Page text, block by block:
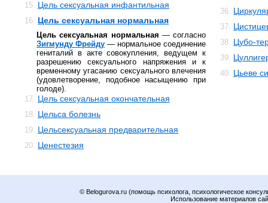
15. Цель сексуальная инфантильная
16. Цель сексуальная нормальная
Цель сексуальная нормальная — согласно
Зигмунду Фрейду — нормальное соединение
гениталий в акте совокупления, ведущем к
разрешению сексуального напряжения и к
временному угасанию сексуального влечения
(удовлетворение, подобное насыщению при
голоде).
17. Цель сексуальная окончательная
18. Цельса болезнь
19. Цельсексуальная предварительная
20. Ценестезия
36.
37.
38. Цубо-
39.
40. Цьеве
© Belogurova.ru (помощь психолога, психологическое
Использование материалов